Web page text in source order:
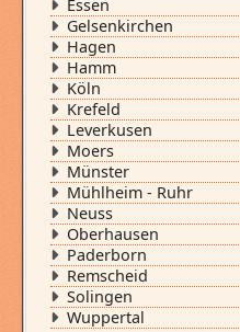
Essen
Gelsenkirchen
Hagen
Hamm
Köln
Krefeld
Leverkusen
Moers
Münster
Mühlheim - Ruhr
Neuss
Oberhausen
Paderborn
Remscheid
Solingen
Wuppertal